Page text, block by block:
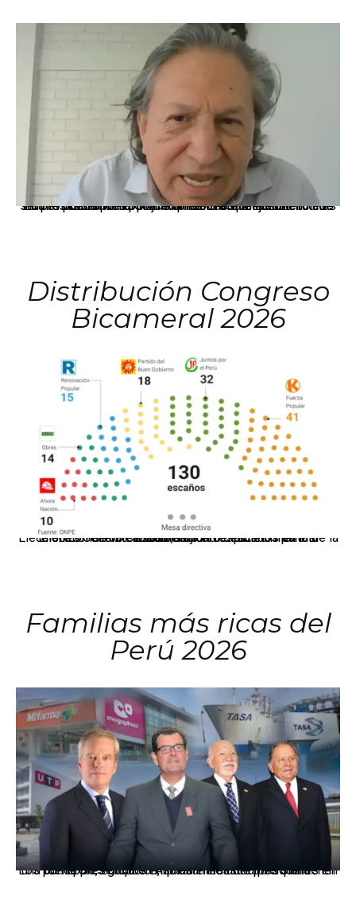
La presidenta Keiko Fujimori informó que la solicitud de indulto presentada por el expresidente Alejandro Toledo será evaluada por la Comisión de Gracias Presidenciales conforme al procedimiento establecido.
Distribución Congreso
Bicameral 2026
El JNE oficializó la distribución de escaños para la elección de 60 senadores y 130 diputados en las Elecciones Generales 2026, tras el restablecimiento de la Bicameralidad.
Familias más ricas del
Perú 2026
Los principales grupos empresariales del país mantienen una fuerte presencia en Áncash mediante inversiones en comercio, educación, salud e industria pesquera.